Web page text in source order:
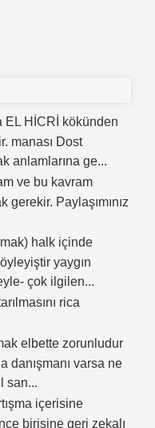
EL HİCRİ kökünden
manası Dost
anlamlarına ge...
ve bu kavram
gerekir. Paylaşımınız
halk içinde
yaygın
çok ilgilen...
rica
elbette zorunludur
danışmanı varsa ne
san...
içerisine
birisine geri zekalı